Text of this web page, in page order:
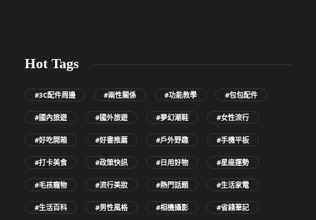
Hot Tags
#3C配件周邊 #兩性關係 #功能教學 #包包配件
#國內旅遊 #國外旅遊 #夢幻潮鞋 #女性流行
#好吃開箱 #好書推薦 #戶外野趣 #手機平板
#打卡美食 #政策快訊 #日用好物 #星座運勢
#毛孩寵物 #流行美妝 #熱門話題 #生活家電
#生活百科 #男性風格 #相機攝影 #省錢筆記